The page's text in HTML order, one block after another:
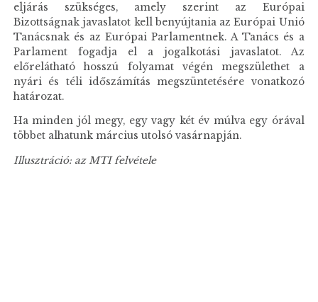
eljárás szükséges, amely szerint az Európai
Bizottságnak javaslatot kell benyújtania az Európai Unió
Tanácsnak és az Európai Parlamentnek. A Tanács és a
Parlament fogadja el a jogalkotási javaslatot. Az
előrelátható hosszú folyamat végén megszülethet a
nyári és téli időszámítás megszüntetésére vonatkozó
határozat.
Ha minden jól megy, egy vagy két év múlva egy órával
többet alhatunk március utolsó vasárnapján.
Illusztráció: az MTI felvétele